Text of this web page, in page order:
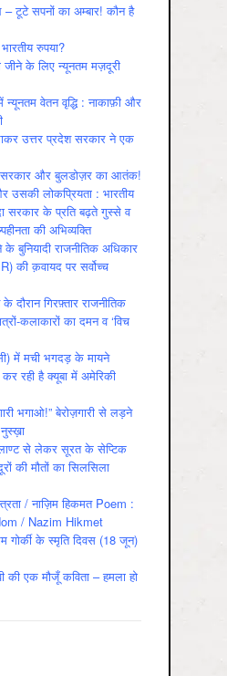
– टूटे सपनों का अम्बार! कौन है
रुपया?
जीने के लिए न्यूनतम मज़दूरी
वेतन वृद्धि : नाकाफ़ी और
उत्तर प्रदेश सरकार ने एक
सरकार और बुलडोज़र का आतंक!
उसकी लोकप्रियता : भारतीय
सरकार के प्रति बढ़ते गुस्‍से व
की अभिव्‍यक्ति
बुनियादी राजनीतिक अधिकार
की क़वायद पर सर्वोच्च
दौरान गिरफ़्तार राजनीतिक
कलाकारों का दमन व ‘विच
में मची भगदड़ के मायने
कर रही है क्यूबा में अमेरिकी
भगाओ!” बेरोज़गारी से लड़ने
से लेकर सूरत के सेप्टिक
की मौतों का सिलसिला
/ नाज़िम हिकमत Poem :
/ Nazim Hikmet
गोर्की के स्मृति दिवस (18 जून)
की एक मौजूँ कविता – हमला हो